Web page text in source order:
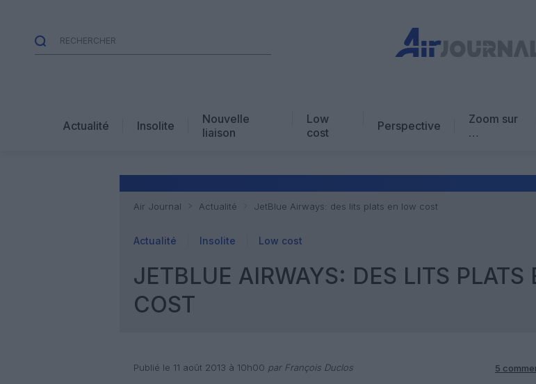
Actualité Insolite
Nouvelle
liaison
Low
cost
Perspective
Zoom sur
…
Air Journal Actualité JetBlue Airways: des lits plats en low cost
Actualité Insolite Low cost
JETBLUE AIRWAYS: DES LITS PLATS
COST
Publié le 11 août 2013 à 10h00 par François Duclos 5